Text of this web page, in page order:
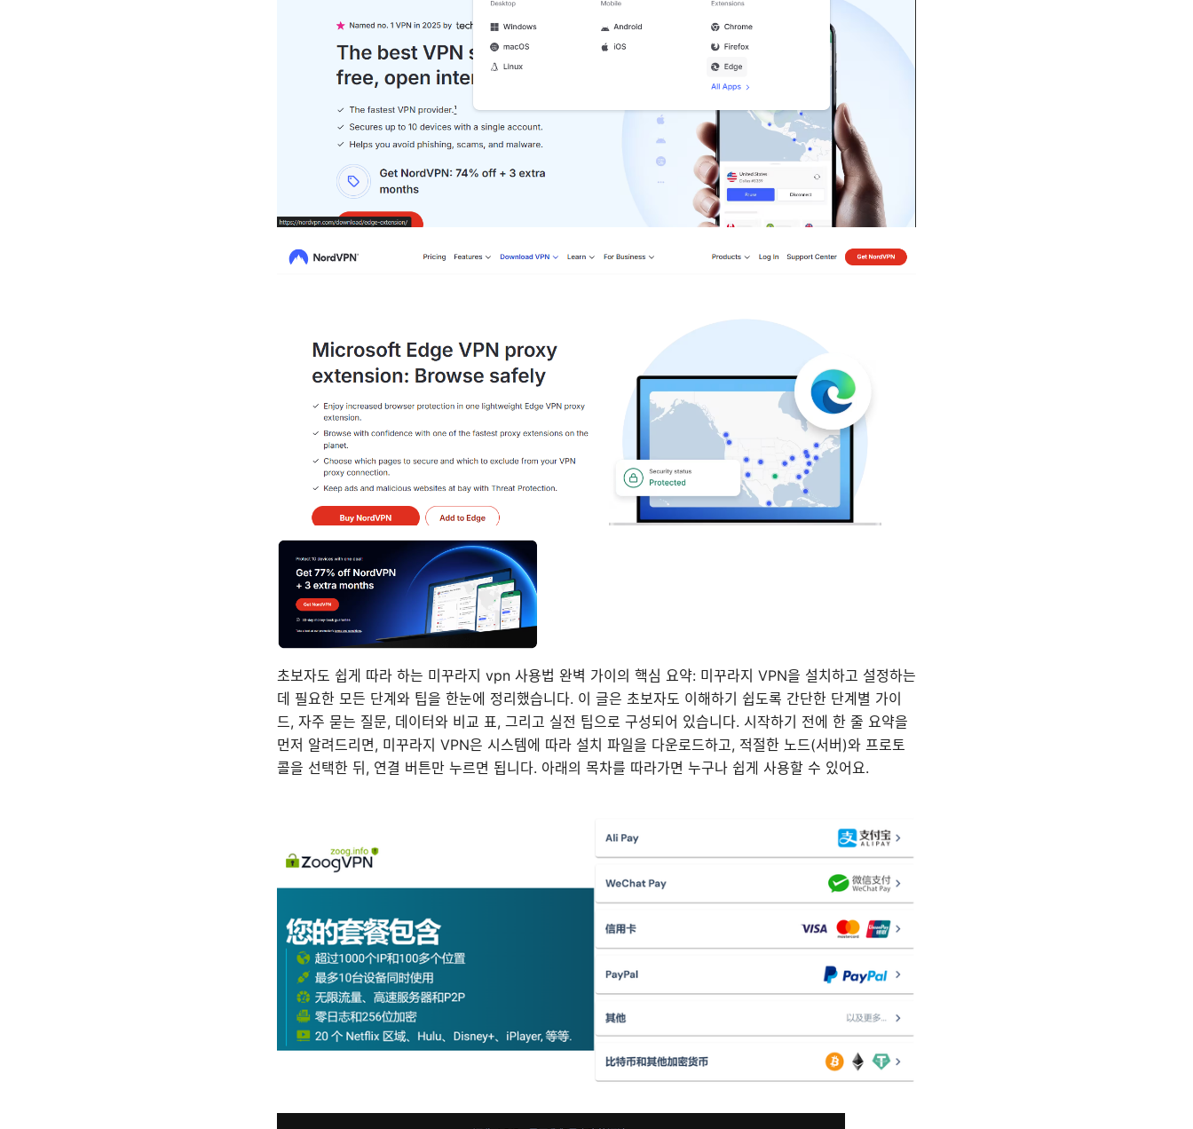
초보자도 쉽게 따라 하는 미꾸라지 vpn 사용법 완벽 가이의 핵심 요약: 미꾸라지 VPN을 설치하고 설정하는
데 필요한 모든 단계와 팁을 한눈에 정리했습니다. 이 글은 초보자도 이해하기 쉽도록 간단한 단계별 가이
드, 자주 묻는 질문, 데이터와 비교 표, 그리고 실전 팁으로 구성되어 있습니다. 시작하기 전에 한 줄 요약을
먼저 알려드리면, 미꾸라지 VPN은 시스템에 따라 설치 파일을 다운로드하고, 적절한 노드(서버)와 프로토
콜을 선택한 뒤, 연결 버튼만 누르면 됩니다. 아래의 목차를 따라가면 누구나 쉽게 사용할 수 있어요.